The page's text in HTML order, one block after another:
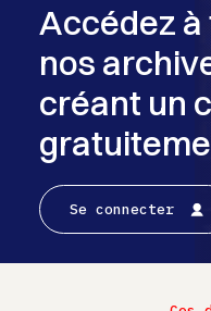
Accédez
nos
créant un
Se connecter